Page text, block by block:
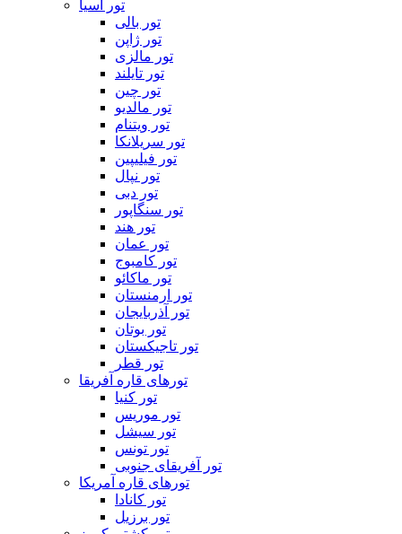
تور آسیا
تور بالی
تور ژاپن
تور مالزی
تور تایلند
تور چین
تور مالدیو
تور ویتنام
تور سریلانکا
تور فیلیپین
تور نپال
تور دبی
تور سنگاپور
تور هند
تور عمان
تور کامبوج
تور ماکائو
تور ارمنستان
تور آذربایجان
تور بوتان
تور تاجیکستان
تور قطر
تورهای قاره آفریقا
تور کنیا
تور موریس
تور سیشل
تور تونس
تور آفریقای جنوبی
تورهای قاره آمریکا
تور کانادا
تور برزیل